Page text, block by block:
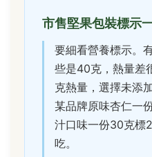
市售堅果包裝標示
要細看營養標示。
些是40克，熱量差
克熱量，選擇未添
某品牌原味杏仁一
汁口味一份30克標
吃。